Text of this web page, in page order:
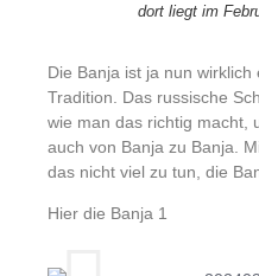
dort liegt im
Die Banja ist ja nun
Tradition. Das russische
wie man das richtig macht,
auch von Banja zu Banja.
das nicht viel zu tun, die
Hier die Banja 1